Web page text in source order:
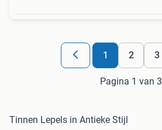
1 2 3
Pagina 1 van 3
Tinnen Lepels in Antieke Stijl